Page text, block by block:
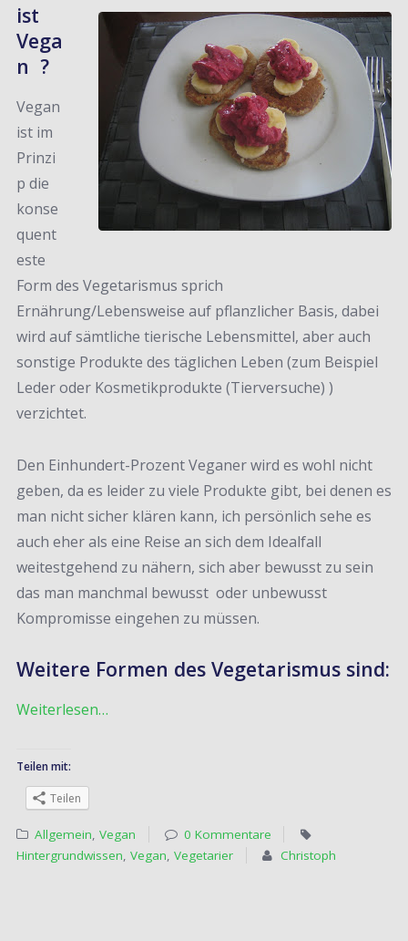
ist
Vega
n ?
Vegan
ist im
Prinzi
p die
konse
quent
este
Form des Vegetarismus sprich
Ernährung/Lebensweise auf pflanzlicher Basis, dabei
wird auf sämtliche tierische Lebensmittel, aber auch
sonstige Produkte des täglichen Leben (zum Beispiel
Leder oder Kosmetikprodukte (Tierversuche) )
verzichtet.
Den Einhundert-Prozent Veganer wird es wohl nicht
geben, da es leider zu viele Produkte gibt, bei denen es
man nicht sicher klären kann, ich persönlich sehe es
auch eher als eine Reise an sich dem Idealfall
weitestgehend zu nähern, sich aber bewusst zu sein
das man manchmal bewusst oder unbewusst
Kompromisse eingehen zu müssen.
Weitere Formen des Vegetarismus sind:
Weiterlesen…
Teilen mit:
Teilen
Allgemein,Vegan
0 Kommentare
Hintergrundwissen, Vegan, Vegetarier Christoph